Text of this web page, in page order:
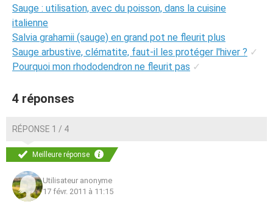
Sauge : utilisation, avec du poisson, dans la cuisine
italienne
Salvia grahamii (sauge) en grand pot ne fleurit plus
Sauge arbustive, clématite, faut-il les protéger l'hiver ? ✓
Pourquoi mon rhododendron ne fleurit pas ✓
4 réponses
RÉPONSE 1 / 4
Meilleure réponse
Utilisateur anonyme
17 févr. 2011 à 11:15